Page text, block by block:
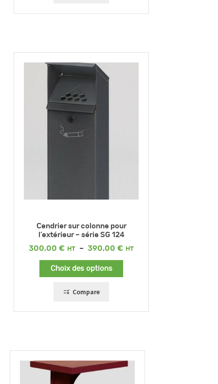
Cendrier sur colonne pour
l’extérieur – série SG 124
300,00 € – 390,00 €
Plage
Choix des options
Compare